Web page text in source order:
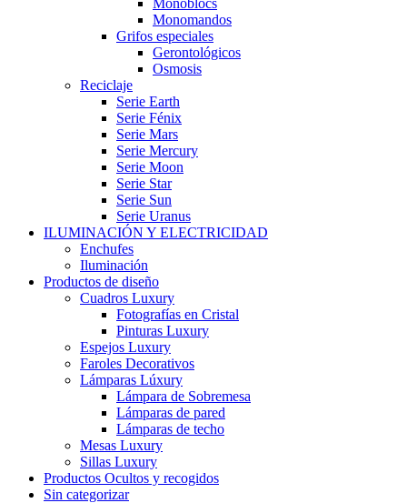
Monomandos
Grifos especiales
Gerontológicos
Osmosis
Reciclaje
Serie Earth
Serie Fénix
Serie Mars
Serie Mercury
Serie Moon
Serie Star
Serie Sun
Serie Uranus
ILUMINACIÓN Y ELECTRICIDAD
Enchufes
Iluminación
Productos de diseño
Cuadros Luxury
Fotografías en Cristal
Pinturas Luxury
Espejos Luxury
Faroles Decorativos
Lámparas Lúxury
Lámpara de Sobremesa
Lámparas de pared
Lámparas de techo
Mesas Luxury
Sillas Luxury
Productos Ocultos y recogidos
Sin categorizar